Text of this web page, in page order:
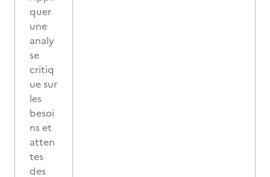
quer
une
analy
se
critiq
ue sur
les
besoi
ns et
atten
tes
des